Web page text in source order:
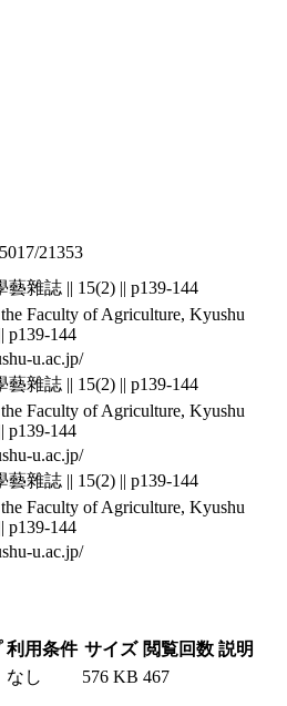
21353
雜誌 || 15(2) || p139-144
Faculty of Agriculture, Kyushu
p139-144
u.ac.jp/
雜誌 || 15(2) || p139-144
Faculty of Agriculture, Kyushu
p139-144
u.ac.jp/
雜誌 || 15(2) || p139-144
Faculty of Agriculture, Kyushu
p139-144
u.ac.jp/
利用条件 サイズ 閲覧回数 説明
なし 576 KB 467